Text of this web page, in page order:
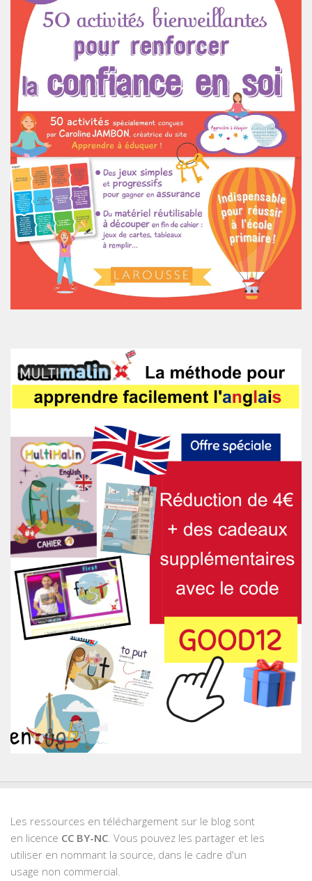
Les ressources en téléchargement sur le blog sont
en licence CC BY-NC . Vous pouvez les partager et les
utiliser en nommant la source, dans le cadre d'un
usage non commercial.